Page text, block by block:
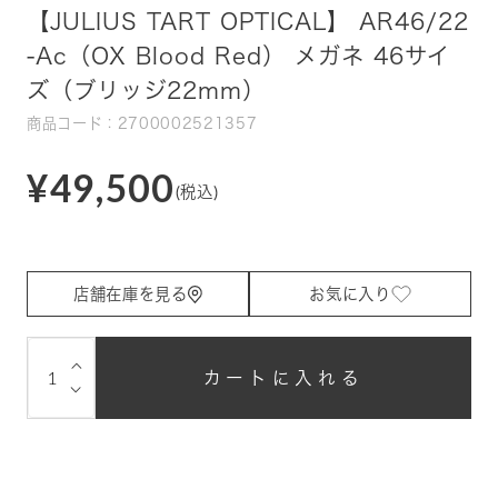
【JULIUS TART OPTICAL】 AR46/22
-Ac（OX Blood Red） メガネ 46サイ
ズ（ブリッジ22mm）
商品コード：2700002521357
¥49,500 (税込)
店舗在庫を見る お気に入り
⌵
⌵ カートに入れる